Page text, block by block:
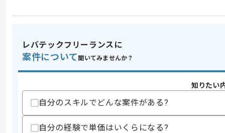
・進行管理ディレクション経験
・エンジニアへの連携経験
スキルに不安がある方へ
レバテックフリーランスに
案件について 聞いてみませんか？
知りたい
自分のスキルでどんな案件がある?
自分の経験で単価はいくらになる?